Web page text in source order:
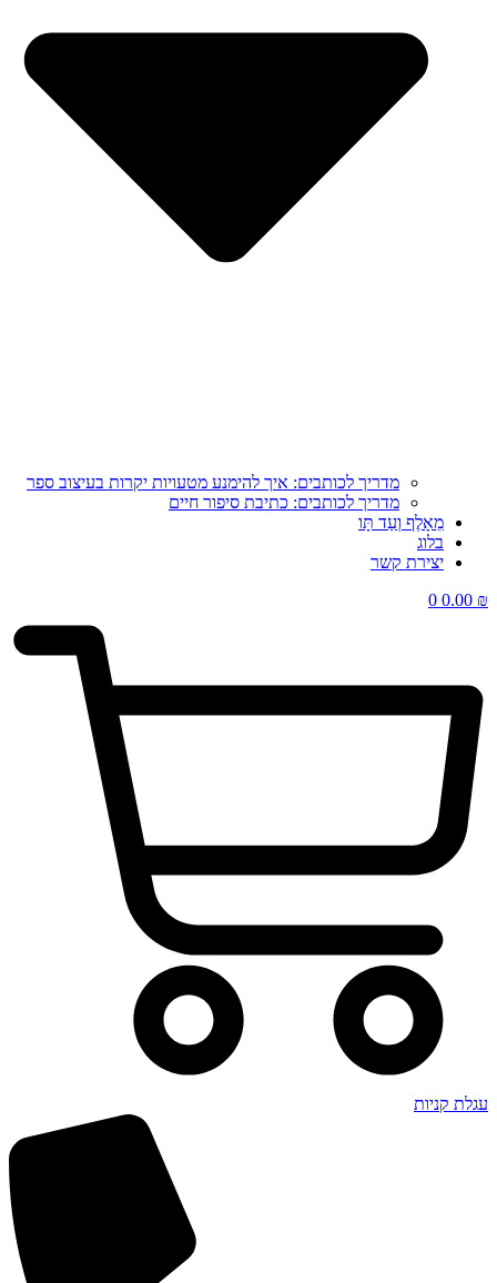
מדריך לכותבים: איך להימנע מטעויות יקרות בעיצוב ספר
מדריך לכותבים: כתיבת סיפור חיים
מֵאָלֶף וְעַד תָּו
בלוג
יצירת קשר
0.00 ₪
0
עגלת קניות